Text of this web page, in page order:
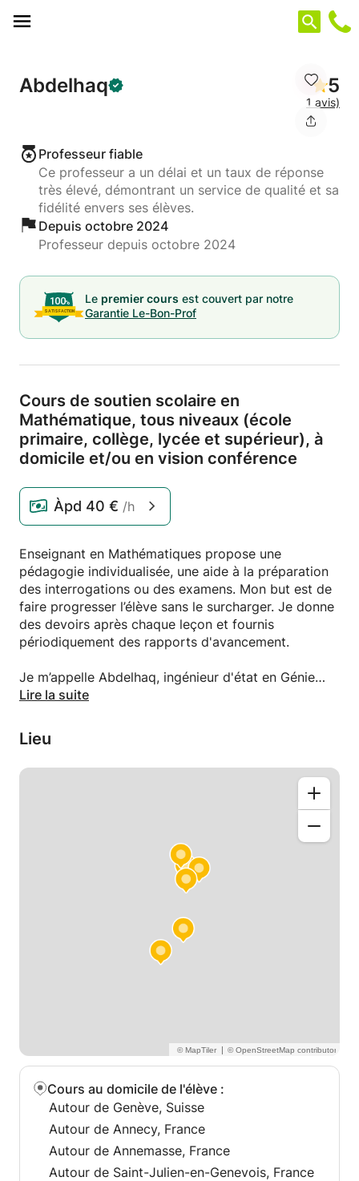
Abdelhaq 5
1 avis)
Professeur fiable
Ce professeur a un délai et un taux de réponse
très élevé, démontrant un service de qualité et sa
fidélité envers ses élèves.
Depuis octobre 2024
Professeur depuis octobre 2024
Le premier cours est couvert par notre
Garantie Le-Bon-Prof
Cours de soutien scolaire en
Mathématique, tous niveaux (école
primaire, collège, lycée et supérieur), à
domicile et/ou en vision conférence
Àpd 40 € /h
Enseignant en Mathématiques propose une
pédagogie individualisée, une aide à la préparation
des interrogations ou des examens. Mon but est de
faire progresser l’élève sans le surcharger. Je donne
des devoirs après chaque leçon et fournis
périodiquement des rapports d'avancement.
Je m’appelle Abdelhaq, ingénieur d'état en Génie
Civil (École Nationale des Sciences Appliquées
Mathématiques et Applications (Faculté
Pluridisciplinaire de Nador, 2022). Récemment, j'ai
diplômé Master en génie civil (Faculté des Sciences
J'ai des expériences au moins deux ans en soutien
les élèves du collège, du lycée et les étudiants de
Lire la suite
Lieu
|
Cours au domicile de l'élève :
Autour de Genève, Suisse
Autour de Annecy, France
Autour de Annemasse, France
Autour de Saint-Julien-en-Genevois, France